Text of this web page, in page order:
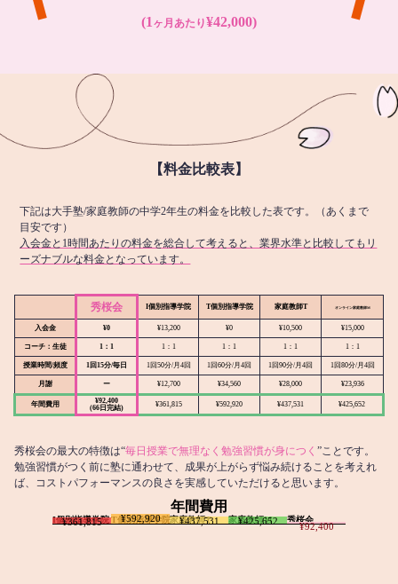
(1 ヶ月あたり¥42,000)
【料金比較表】
下記は大手塾/家庭教師の中学2年生の料金を比較した表です。（あくまで
目安です）
入会金と1時間あたりの料金を総合して考えると、業界水準と比較してもリ
ーズナブルな料金となっています。
秀桜会 I個別指導学院 T個別指導学院 家庭教師T オンライン家庭教師M
入会金 ¥0 ¥13,200 ¥0 ¥10,500 ¥15,000
コーチ：生徒 1：1 1：1 1：1 1：1 1：1
授業時間/頻度 1回15分/毎日 1回50分/月4回 1回60分/月4回 1回90分/月4回 1回80分/月4回
月謝 ー ¥12,700 ¥34,560 ¥28,000 ¥23,936
年間費用
¥92,400
(66日完結)
¥361,815 ¥592,920 ¥437,531 ¥425,652
秀桜会の最大の特徴は“毎日授業で無理なく勉強習慣が身につく ”ことです。
勉強習慣がつく前に塾に通わせて、成果が上がらず悩み続けることを考えれ
ば、コストパフォーマンスの良さを実感していただけると思います。
年間費用
I個別指導学院
¥361,815 T個別指導学院
¥592,920 家庭教師T
¥437,531 家庭教師M
¥425,652 秀桜会
¥92,400